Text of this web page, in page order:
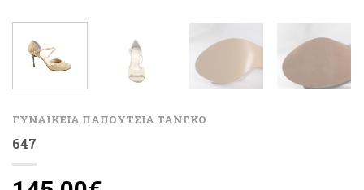
ΓΥΝΑΙΚΕΙΑ ΠΑΠΟΥΤΣΙΑ ΤΑΝΓΚΟ
647